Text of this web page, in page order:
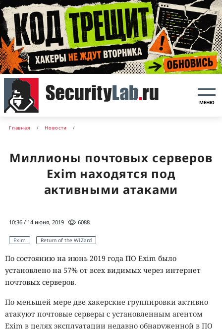
МЕНЮ
Главная Новости
Миллионы почтовых серверов
Exim находятся под
активными атаками
10:36 / 14 июня, 2019 6088
Exim Return of the WIZard
По состоянию на июнь 2019 года ПО Exim было
установлено на 57% от всех видимых через интернет
почтовых серверов.
По меньшей мере две хакерские группировки активно
атакуют почтовые серверы с установленным агентом
Exim в целях эксплуатации недавно обнаруженной в ПО